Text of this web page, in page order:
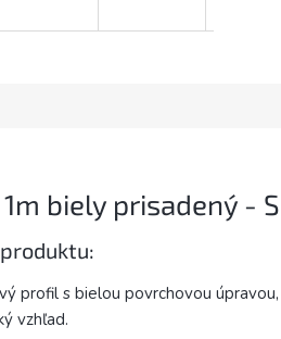
biely prisadený -
profil s bielou povrchovou
vzhľad.